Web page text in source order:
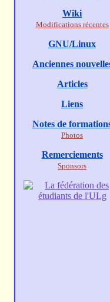
Wiki
Modifications récentes
GNU/Linux
Anciennes
Articles
Liens
Notes de
Photos
Remerciements
Sponsors